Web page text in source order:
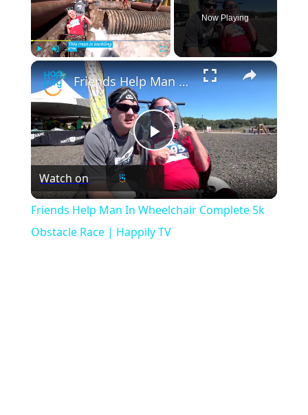
Now Playing
×
Play
Video
Friends Help Man In Wheelchair Complete 5k Obstacle Race | Happily TV
Watch on
Friends Help Man In Wheelchair Complete 5k
Obstacle Race | Happily TV